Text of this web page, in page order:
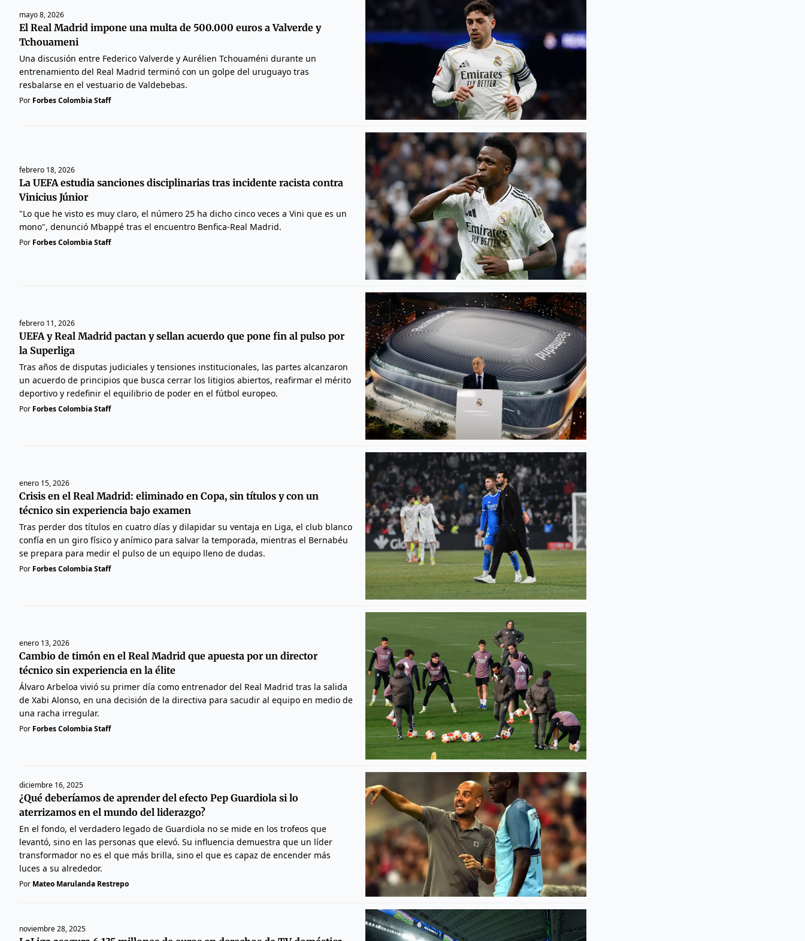
mayo 8, 2026
El Real Madrid impone una multa de 500.000 euros a Valverde y
Tchouameni
Una discusión entre Federico Valverde y Aurélien Tchouaméni durante un
entrenamiento del Real Madrid terminó con un golpe del uruguayo tras
resbalarse en el vestuario de Valdebebas.
Por Forbes Colombia Staff
febrero 18, 2026
La UEFA estudia sanciones disciplinarias tras incidente racista contra
Vinicius Júnior
"Lo que he visto es muy claro, el número 25 ha dicho cinco veces a Vini que es un
mono", denunció Mbappé tras el encuentro Benfica-Real Madrid.
Por Forbes Colombia Staff
febrero 11, 2026
UEFA y Real Madrid pactan y sellan acuerdo que pone fin al pulso por
la Superliga
Tras años de disputas judiciales y tensiones institucionales, las partes alcanzaron
un acuerdo de principios que busca cerrar los litigios abiertos, reafirmar el mérito
deportivo y redefinir el equilibrio de poder en el fútbol europeo.
Por Forbes Colombia Staff
enero 15, 2026
Crisis en el Real Madrid: eliminado en Copa, sin títulos y con un
técnico sin experiencia bajo examen
Tras perder dos títulos en cuatro días y dilapidar su ventaja en Liga, el club blanco
confía en un giro físico y anímico para salvar la temporada, mientras el Bernabéu
se prepara para medir el pulso de un equipo lleno de dudas.
Por Forbes Colombia Staff
enero 13, 2026
Cambio de timón en el Real Madrid que apuesta por un director
técnico sin experiencia en la élite
Álvaro Arbeloa vivió su primer día como entrenador del Real Madrid tras la salida
de Xabi Alonso, en una decisión de la directiva para sacudir al equipo en medio de
una racha irregular.
Por Forbes Colombia Staff
diciembre 16, 2025
¿Qué deberíamos de aprender del efecto Pep Guardiola si lo
aterrizamos en el mundo del liderazgo?
En el fondo, el verdadero legado de Guardiola no se mide en los trofeos que
levantó, sino en las personas que elevó. Su influencia demuestra que un líder
transformador no es el que más brilla, sino el que es capaz de encender más
luces a su alrededor.
Por Mateo Marulanda Restrepo
noviembre 28, 2025